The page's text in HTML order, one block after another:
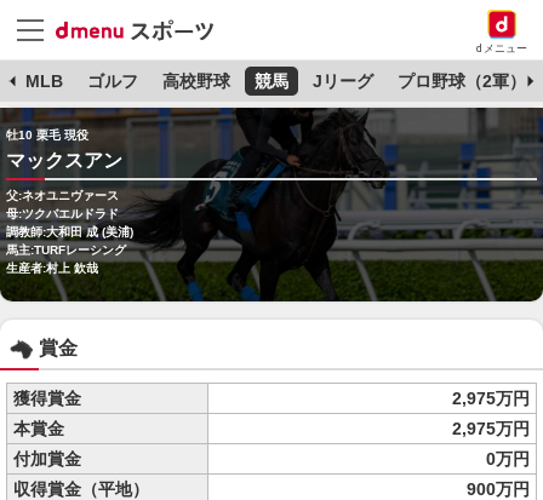
dメニュー
MLB ゴルフ 高校野球 競馬 Jリーグ プロ野球（2軍）
牡10 栗毛 現役
マックスアン
父:ネオユニヴァース
母:ツクバエルドラド
調教師:大和田 成 (美浦)
馬主:TURFレーシング
生産者:村上 欽哉
賞金
獲得賞金
2,975万円
本賞金
2,975万円
付加賞金
0万円
収得賞金（平地）
900万円